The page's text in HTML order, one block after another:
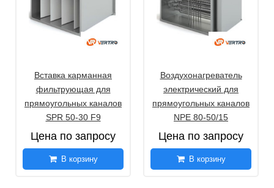
Вставка карманная
фильтрующая для
прямоугольных каналов
SPR 50-30 F9
Цена по запросу
В корзину
Воздухонагреватель
электрический для
прямоугольных каналов
NPE 80-50/15
Цена по запросу
В корзину